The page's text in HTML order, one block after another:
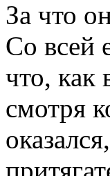
За что
Со всей
что, как
смотря